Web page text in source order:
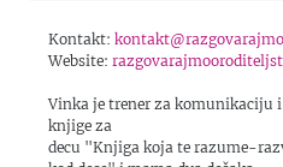
Kontakt:
Website:
Vinka je trener za komunikaciju
knjige za
decu "Knjiga koja te razume-